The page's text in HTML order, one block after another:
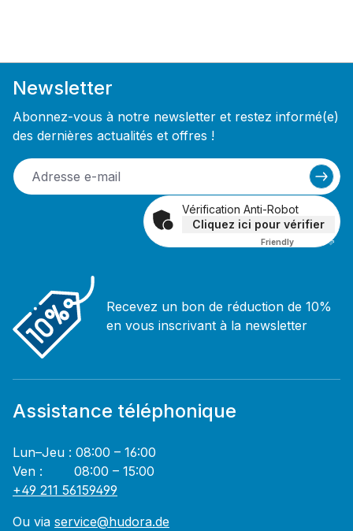
Newsletter
Abonnez-vous à notre newsletter et restez informé(e)
des dernières actualités et offres !
Vérification Anti-Robot
Cliquez ici pour vérifier
Friendly Captcha ⇗
Recevez un bon de réduction de 10%
en vous inscrivant à la newsletter
Assistance téléphonique
Lun–Jeu : 08:00 – 16:00
Ven : 08:00 – 15:00
+49 211 56159499
Ou via service@hudora.de